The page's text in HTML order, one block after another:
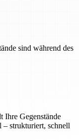
sind während des
Ihre Gegenstände
– strukturiert, schnell